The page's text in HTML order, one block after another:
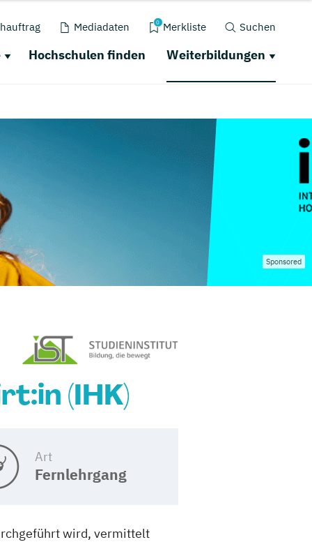
Mediadaten 0 Merkliste Suchen
Hochschulen finden Weiterbildungen
Sponsored
(IHK)
Art
Fernlehrgang
wird, vermittelt